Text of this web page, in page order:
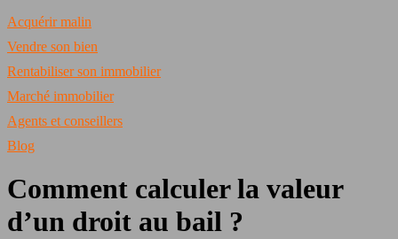
Acquérir malin
Vendre son bien
Rentabiliser son immobilier
Marché immobilier
Agents et conseillers
Blog
Comment calculer la valeur
d’un droit au bail ?